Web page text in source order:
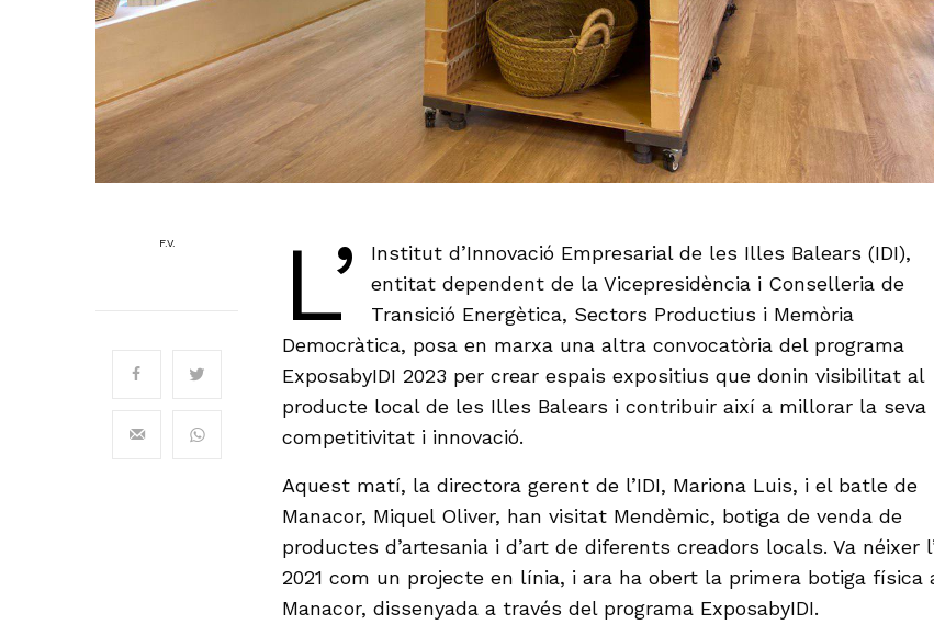
F.V. L’
Institut d’Innovació Empresarial de les Illes Balears (IDI),
entitat dependent de la Vicepresidència i Conselleria de
Transició Energètica, Sectors Productius i Memòria
Democràtica, posa en marxa una altra convocatòria del programa
ExposabyIDI 2023 per crear espais expositius que donin visibilitat al
producte local de les Illes Balears i contribuir així a millorar la seva
competitivitat i innovació.
Aquest matí, la directora gerent de l’IDI, Mariona Luis, i el batle de
Manacor, Miquel Oliver, han visitat Mendèmic, botiga de venda de
productes d’artesania i d’art de diferents creadors locals. Va néixer
2021 com un projecte en línia, i ara ha obert la primera botiga física
Manacor, dissenyada a través del programa ExposabyIDI.